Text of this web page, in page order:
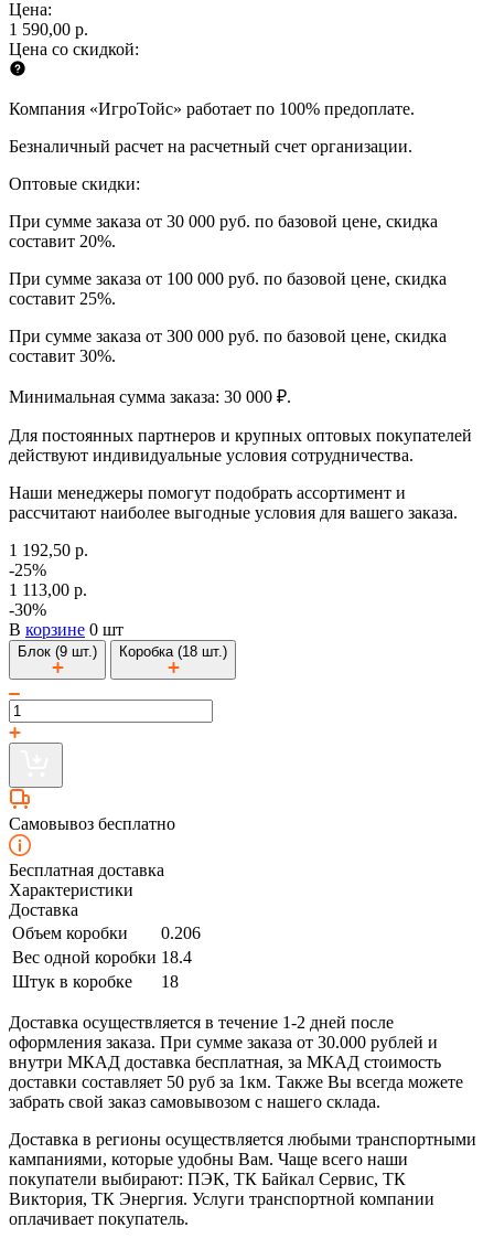
Цена:
1 590,00 р.
Цена со скидкой:
Компания «ИгроТойс» работает по 100% предоплате.
Безналичный расчет на расчетный счет организации.
Оптовые скидки:
При сумме заказа от 30 000 руб. по базовой цене, скидка
составит 20%.
При сумме заказа от 100 000 руб. по базовой цене, скидка
составит 25%.
При сумме заказа от 300 000 руб. по базовой цене, скидка
составит 30%.
Минимальная сумма заказа: 30 000 ₽.
Для постоянных партнеров и крупных оптовых покупателей
действуют индивидуальные условия сотрудничества.
Наши менеджеры помогут подобрать ассортимент и
рассчитают наиболее выгодные условия для вашего заказа.
1 192,50 р.
-25%
1 113,00 р.
-30%
В корзине 0 шт
Блок (9 шт.) Коробка (18 шт.)
Самовывоз бесплатно
Бесплатная доставка
Характеристики
Доставка
Объем коробки
0.206
Вес одной коробки 18.4
Штук в коробке
18
Доставка осуществляется в течение 1-2 дней после
оформления заказа. При сумме заказа от 30.000 рублей и
внутри МКАД доставка бесплатная, за МКАД стоимость
доставки составляет 50 руб за 1км. Также Вы всегда можете
забрать свой заказ самовывозом с нашего склада.
Доставка в регионы осуществляется любыми транспортными
кампаниями, которые удобны Вам. Чаще всего наши
покупатели выбирают: ПЭК, ТК Байкал Сервис, ТК
Виктория, ТК Энергия. Услуги транспортной компании
оплачивает покупатель.